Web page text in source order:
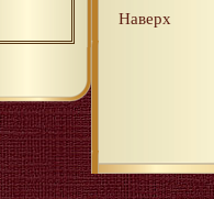
Наверх